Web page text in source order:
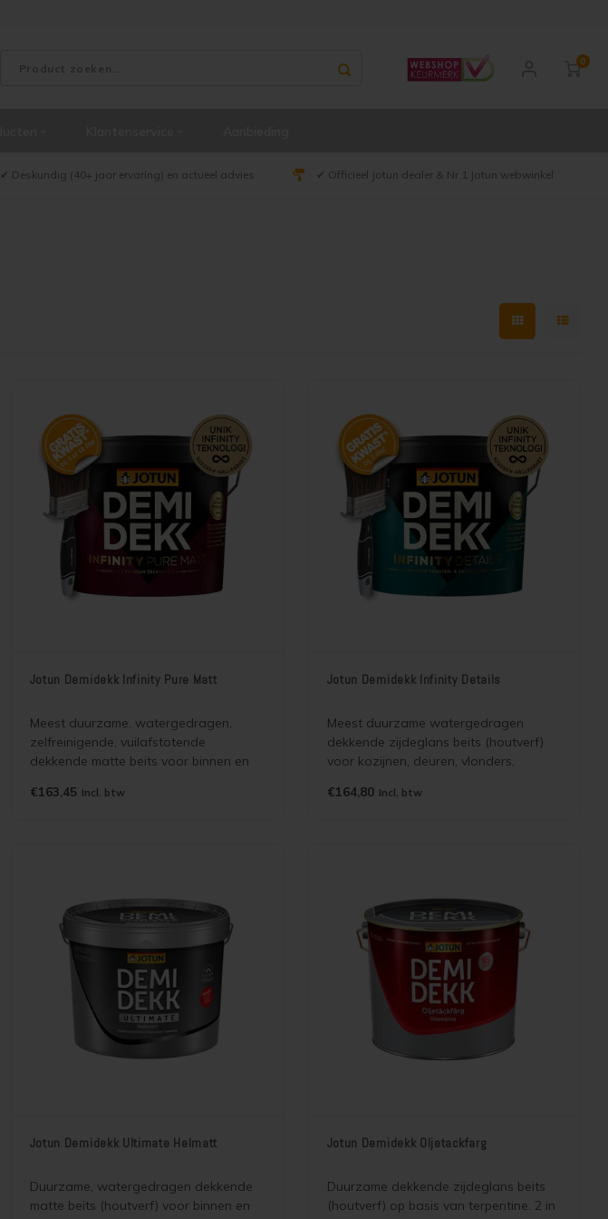
0
✔ Deskundig (40+ jaar ervaring) en actueel advies ✔ Officieel Jotun dealer & Nr 1 Jotun webwinkel
Jotun Demidekk Infinity Pure Matt
Meest duurzame, watergedragen,
zelfreinigende, vuilafstotende
dekkende matte beits voor binnen en
accentueert en lange
€163,45 Incl. btw
Jotun Demidekk Infinity Details
Meest duurzame watergedragen
dekkende zijdeglans beits (houtverf)
voor kozijnen, deuren, vlonders,
€164,80 Incl. btw
Jotun Demidekk Ultimate Helmatt
Duurzame, watergedragen dekkende
matte beits (houtverf) voor binnen en
Jotun Demidekk Oljetackfarg
Duurzame dekkende zijdeglans beits
(houtverf) op basis van terpentine. 2 in